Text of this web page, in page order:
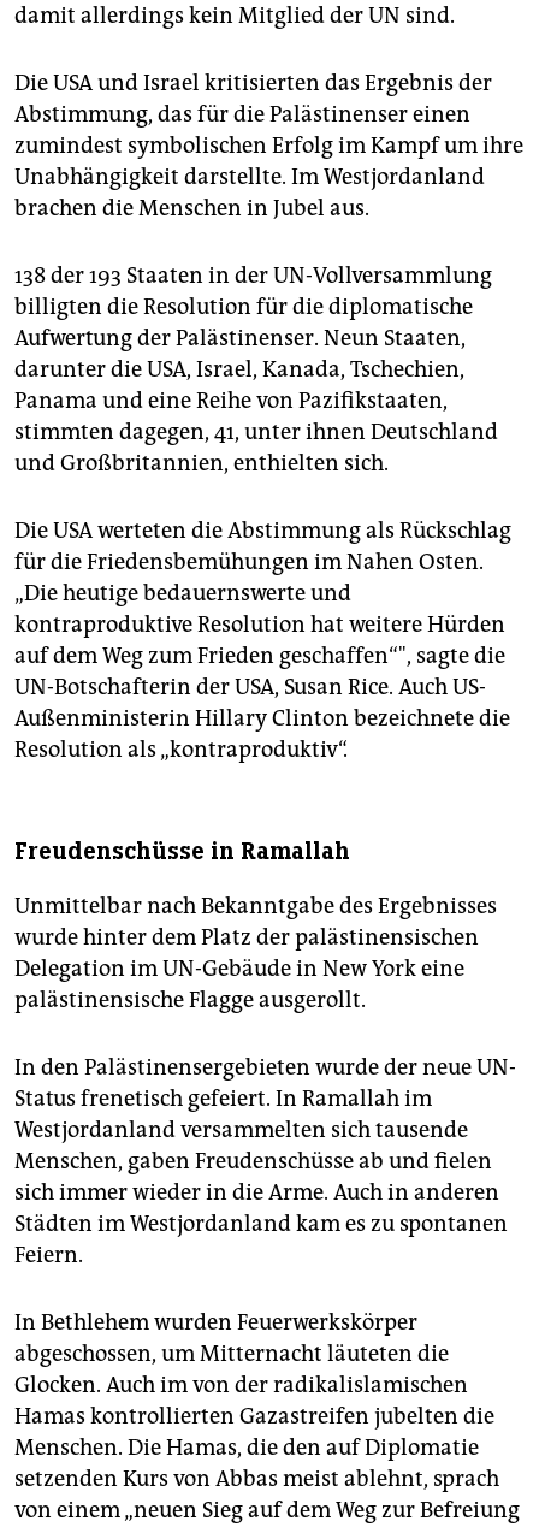
damit allerdings kein Mitglied der UN sind.
Die USA und Israel kritisierten das Ergebnis der
Abstimmung, das für die Palästinenser einen
zumindest symbolischen Erfolg im Kampf um ihre
Unabhängigkeit darstellte. Im Westjordanland
brachen die Menschen in Jubel aus.
138 der 193 Staaten in der UN-Vollversammlung
billigten die Resolution für die diplomatische
Aufwertung der Palästinenser. Neun Staaten,
darunter die USA, Israel, Kanada, Tschechien,
Panama und eine Reihe von Pazifikstaaten,
stimmten dagegen, 41, unter ihnen Deutschland
und Großbritannien, enthielten sich.
Die USA werteten die Abstimmung als Rückschlag
für die Friedensbemühungen im Nahen Osten.
„Die heutige bedauernswerte und
kontraproduktive Resolution hat weitere Hürden
auf dem Weg zum Frieden geschaffen“", sagte die
UN-Botschafterin der USA, Susan Rice. Auch US-
Außenministerin Hillary Clinton bezeichnete die
Resolution als „kontraproduktiv“.
Freudenschüsse in Ramallah
Unmittelbar nach Bekanntgabe des Ergebnisses
wurde hinter dem Platz der palästinensischen
Delegation im UN-Gebäude in New York eine
palästinensische Flagge ausgerollt.
In den Palästinensergebieten wurde der neue UN-
Status frenetisch gefeiert. In Ramallah im
Westjordanland versammelten sich tausende
Menschen, gaben Freudenschüsse ab und fielen
sich immer wieder in die Arme. Auch in anderen
Städten im Westjordanland kam es zu spontanen
Feiern.
In Bethlehem wurden Feuerwerkskörper
abgeschossen, um Mitternacht läuteten die
Glocken. Auch im von der radikalislamischen
Hamas kontrollierten Gazastreifen jubelten die
Menschen. Die Hamas, die den auf Diplomatie
setzenden Kurs von Abbas meist ablehnt, sprach
von einem „neuen Sieg auf dem Weg zur Befreiung